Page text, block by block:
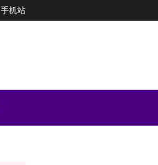
手机站